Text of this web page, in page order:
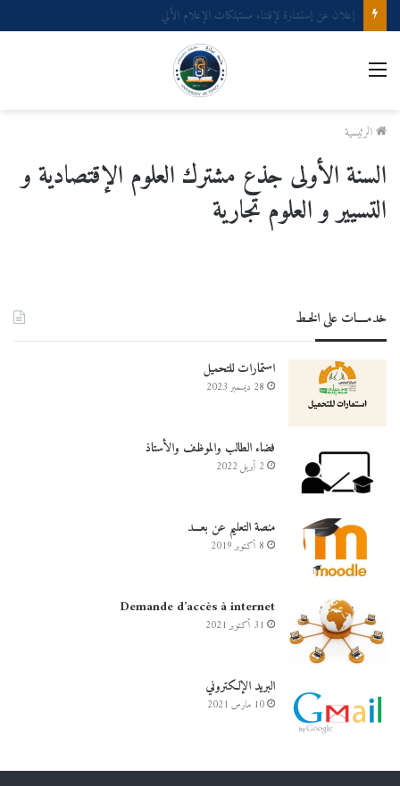
إعلان عن إستشارة لإقتناء عتاد ولوازم الإعلام الألي
القائمة
الرئيسية
السنة الأولى جذع مشترك العلوم الإقتصادية و
التسيير و العلوم تجارية​
خدمــــات على الخـط
استمارات للتحميل
28 ديسمبر 2023
فضاء الطالب والموظف والأستاذ
2 أبريل 2022
منصة التعليم عن بعـــد
8 أكتوبر 2019
Demande d’accès à internet
31 أكتوبر 2021
البريد الإلكتروني
10 مارس 2021